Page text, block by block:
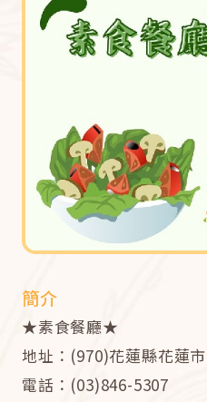
簡介
★素食餐廳★
地址：(970)花蓮縣花蓮
電話：(03)846-5307